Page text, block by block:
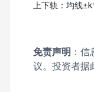
上下轨：均线
免责声明 ：
议。投资者据